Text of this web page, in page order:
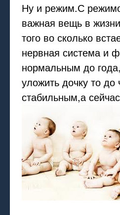
Ну и режим.С
важная вещь в
того во сколько
нервная система и
нормальным до
уложить дочку то
стабильным,а